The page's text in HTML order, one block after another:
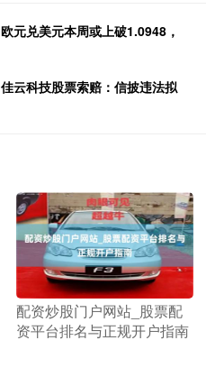
元兑美元本周或上破1.0948，
云科技股票索赔：信披违法拟
​配资炒股门户网站_股票配
资平台排名与正规开户指南